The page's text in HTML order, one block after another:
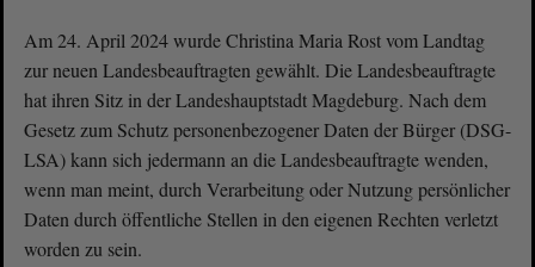
Am 24. April 2024 wurde Christina Maria Rost vom Landtag
zur neuen Landesbeauftragten gewählt. Die Landesbeauftragte
hat ihren Sitz in der Landeshauptstadt Magdeburg. Nach dem
Gesetz zum Schutz personenbezogener Daten der Bürger (DSG-
LSA) kann sich jedermann an die Landesbeauftragte wenden,
wenn man meint, durch Verarbeitung oder Nutzung persönlicher
Daten durch öffentliche Stellen in den eigenen Rechten verletzt
worden zu sein.